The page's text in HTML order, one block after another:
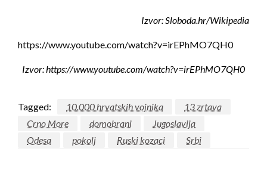
Izvor: Sloboda.hr/Wikipedia
https://www.youtube.com/watch?v=irEPhMO7QH0
Izvor: https://www.youtube.com/watch?v=irEPhMO7QH0
Tagged: 10.000 hrvatskih vojnika
13 zrtava
Crno More
domobrani
Jugoslavija
Odesa
pokolj Ruski kozaci Srbi